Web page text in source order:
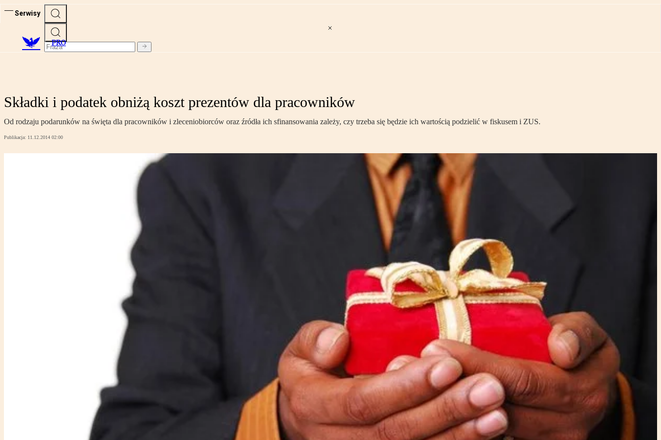
Serwisy
PRO
Składki i podatek obniżą koszt prezentów dla pracowników
Od rodzaju podarunków na święta dla pracowników i zleceniobiorców oraz źródła ich sfinansowania zależy, czy trzeba się będzie ich wartością podzielić w fiskusem i ZUS.
Publikacja: 11.12.2014 02:00